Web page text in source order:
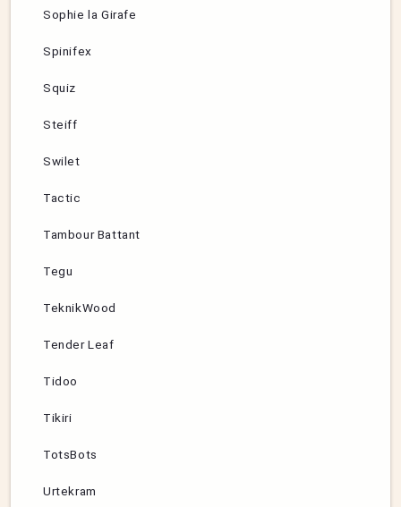
Sophie la Girafe
Spinifex
Squiz
Steiff
Swilet
Tactic
Tambour Battant
Tegu
TeknikWood
Tender Leaf
Tidoo
Tikiri
TotsBots
Urtekram